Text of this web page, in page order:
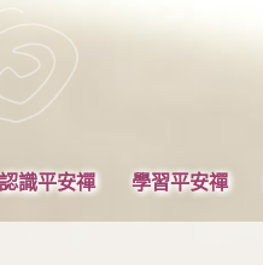
認識平安禪 學習平安禪